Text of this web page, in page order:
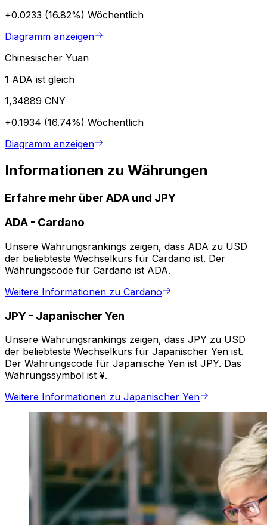
+0.0233 (16.82%) Wöchentlich
Diagramm anzeigen
Chinesischer Yuan
1 ADA ist gleich
1,34889 CNY
+0.1934 (16.74%) Wöchentlich
Diagramm anzeigen
Informationen zu Währungen
Erfahre mehr über ADA und JPY
ADA - Cardano
Unsere Währungsrankings zeigen, dass ADA zu USD
der beliebteste Wechselkurs für Cardano ist. Der
Währungscode für Cardano ist ADA.
Weitere Informationen zu Cardano
JPY - Japanischer Yen
Unsere Währungsrankings zeigen, dass JPY zu USD
der beliebteste Wechselkurs für Japanischer Yen ist.
Der Währungscode für Japanische Yen ist JPY. Das
Währungssymbol ist ¥.
Weitere Informationen zu Japanischer Yen